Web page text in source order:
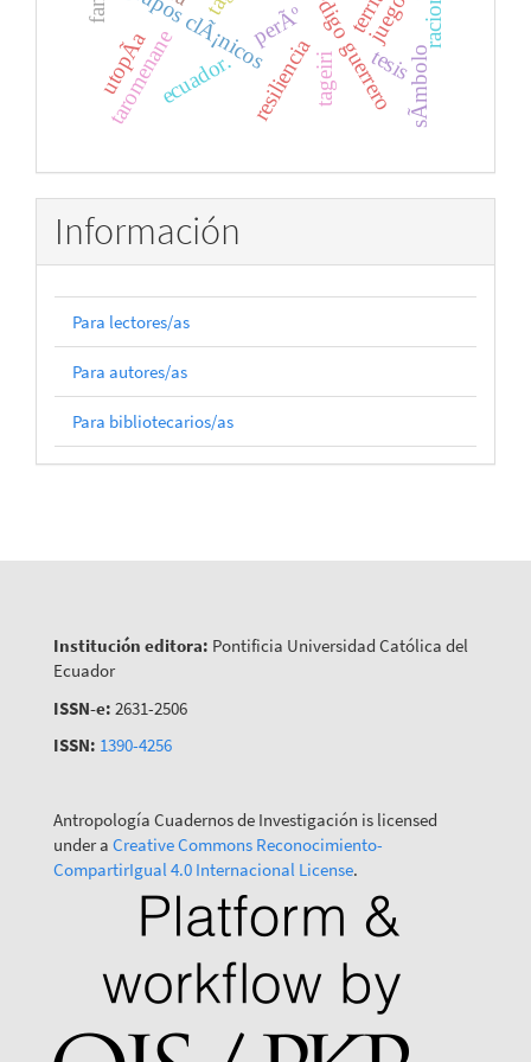
grupos clÃ¡nicos cÃ³digo guerrero
resiliencia
taromenane tageiri
ecuador.
perÃº
utopÃ­a tesis
juego
sÃ­mbolo
Información
Para lectores/as
Para autores/as
Para bibliotecarios/as
Institución editora: Pontificia Universidad Católica del
Ecuador
ISSN-e: 2631-2506
ISSN: 1390-4256
Antropología Cuadernos de Investigación is licensed
under a Creative Commons Reconocimiento-
CompartirIgual 4.0 Internacional License.